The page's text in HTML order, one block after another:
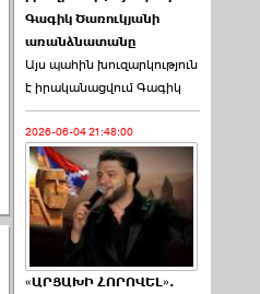
Գագիկ Ծառուկյանի
առանձնատանը
Այս պահին խուզարկություն
է իրականացվում Գագիկ
2026-06-04 21:48:00
«ԱՐՑԱԽԻ ՀՈՐՈՎԵԼ».